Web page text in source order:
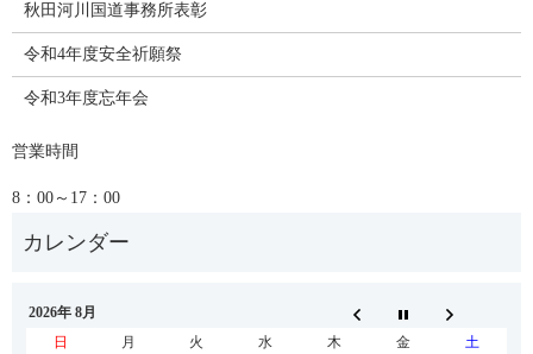
秋田河川国道事務所表彰
令和4年度安全祈願祭
令和3年度忘年会
営業時間
8：00～17：00
2026年 8月
日
月 火 水 木 金
土